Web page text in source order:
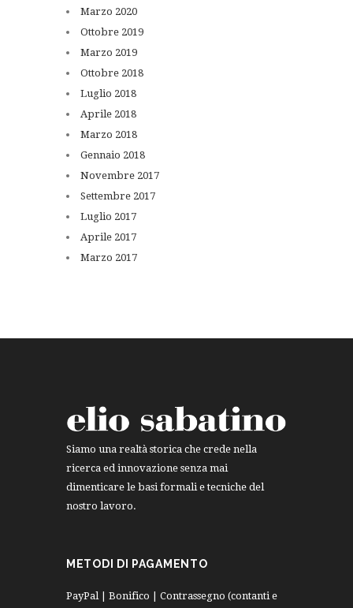
Marzo 2020
Ottobre 2019
Marzo 2019
Ottobre 2018
Luglio 2018
Aprile 2018
Marzo 2018
Gennaio 2018
Novembre 2017
Settembre 2017
Luglio 2017
Aprile 2017
Marzo 2017
Siamo una realtà storica che crede nella
ricerca ed innovazione senza mai
dimenticare le basi formali e tecniche del
nostro lavoro.
METODI DI PAGAMENTO
PayPal | Bonifico | Contrassegno (contanti e